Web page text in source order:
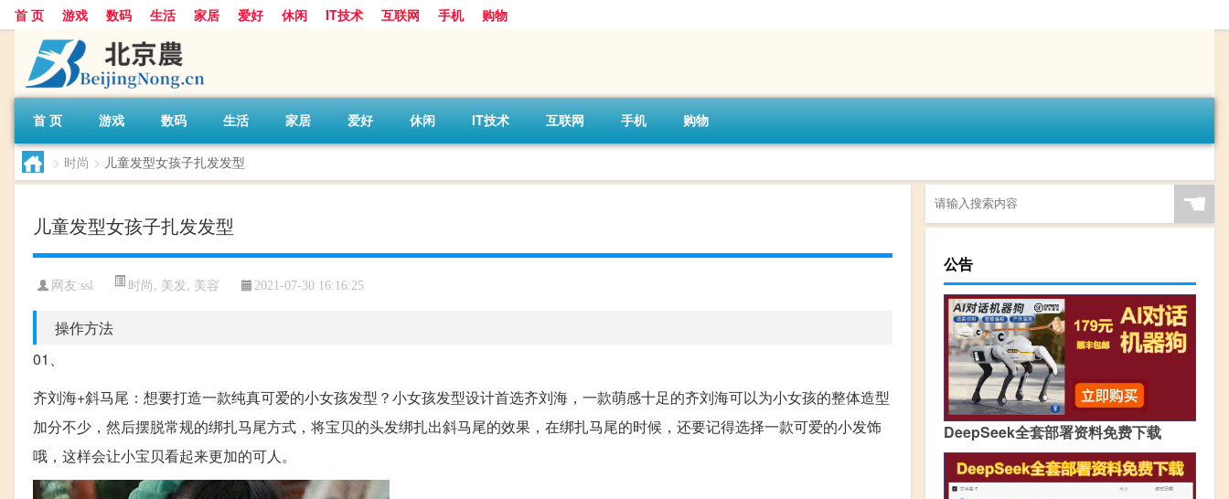
首 页 游戏 数码 生活 家居 爱好 休闲 IT技术 互联网 手机 购物
首 页 游戏 数码 生活 家居 爱好 休闲 IT技术 互联网 手机 购物
> 时尚 > 儿童发型女孩子扎发发型
儿童发型女孩子扎发发型
网友:ssl 时尚, 美发, 美容 2021-07-30 16:16:25
操作方法
01、
齐刘海+斜马尾：想要打造一款纯真可爱的小女孩发型？小女孩发型设计首选齐刘海，一款萌感十足的齐刘海可以为小女孩的整体造型
加分不少，然后摆脱常规的绑扎马尾方式，将宝贝的头发绑扎出斜马尾的效果，在绑扎马尾的时候，还要记得选择一款可爱的小发饰
哦，这样会让小宝贝看起来更加的可人。
☚
公告
DeepSeek全套部署资料免费下载